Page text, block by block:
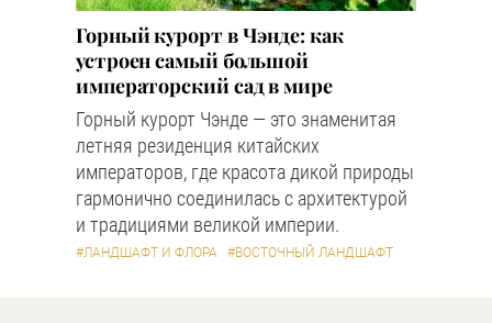
Горный курорт в Чэнде: как
устроен самый большой
императорский сад в мире
Горный курорт Чэнде — это знаменитая
летняя резиденция китайских
императоров, где красота дикой природы
гармонично соединилась с архитектурой
и традициями великой империи.
#ЛАНДШАФТ И ФЛОРА #ВОСТОЧНЫЙ ЛАНДШАФТ